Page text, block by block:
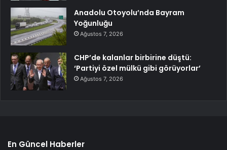
Anadolu Otoyolu’nda Bayram
Yoğunluğu
Ağustos 7, 2026
CHP’de kalanlar birbirine düştü:
‘Partiyi özel mülkü gibi görüyorlar’
Ağustos 7, 2026
En Güncel Haberler